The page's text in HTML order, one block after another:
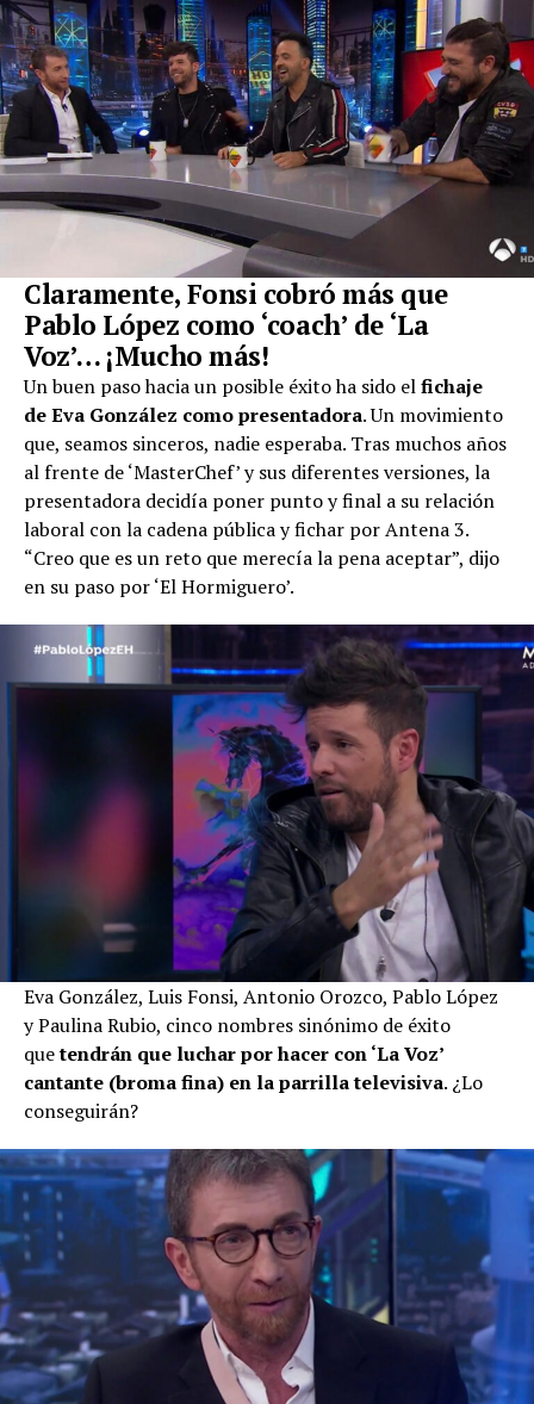
Claramente, Fonsi cobró más que
Pablo López como ‘coach’ de ‘La
Voz’… ¡Mucho más!
Un buen paso hacia un posible éxito ha sido elfichaje
de Eva González como presentadora. Un movimiento
que, seamos sinceros, nadie esperaba. Tras muchos años
al frente de ‘MasterChef’ y sus diferentes versiones, la
presentadora decidía poner punto y final a su relación
laboral con la cadena pública y fichar por Antena 3.
“Creo que es un reto que merecía la pena aceptar”, dijo
en su paso por ‘El Hormiguero’.
Eva González, Luis Fonsi, Antonio Orozco, Pablo López
y Paulina Rubio, cinco nombres sinónimo de éxito
quetendrán que luchar por hacer con ‘La Voz’
cantante (broma fina) en la parrilla televisiva. ¿Lo
conseguirán?